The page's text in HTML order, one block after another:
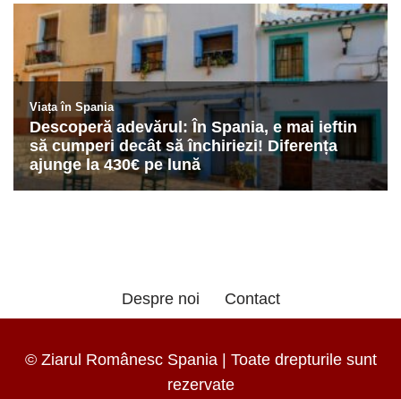
Despre noi Contact
© Ziarul Românesc Spania | Toate drepturile sunt
rezervate